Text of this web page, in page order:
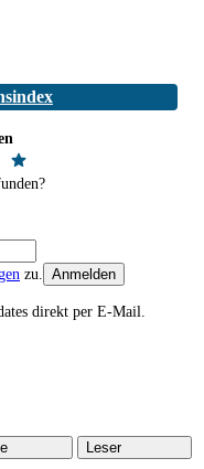
zu. Anmelden
direkt per E-Mail.
Leser